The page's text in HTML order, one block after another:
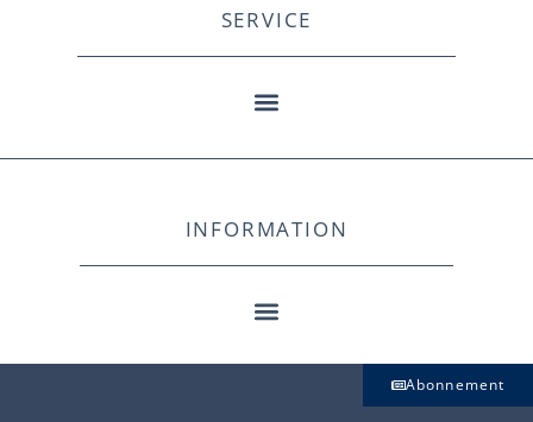
SERVICE
INFORMATION
Abonnement